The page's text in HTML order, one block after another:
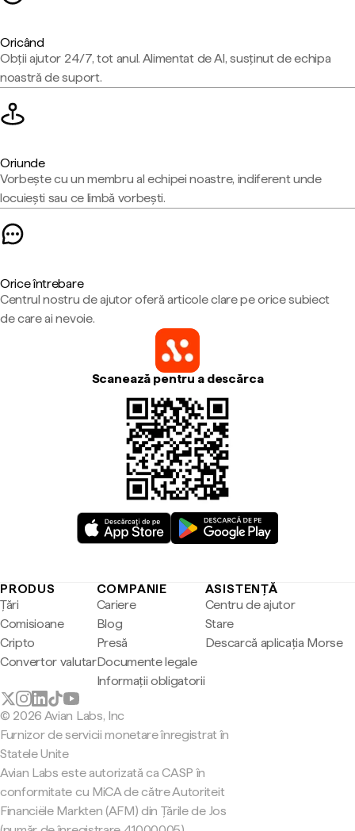
Oricând
Obții ajutor 24/7, tot anul. Alimentat de AI, susținut de echipa
noastră de suport.
Oriunde
Vorbește cu un membru al echipei noastre, indiferent unde
locuiești sau ce limbă vorbești.
Orice întrebare
Centrul nostru de ajutor oferă articole clare pe orice subiect
de care ai nevoie.
Scanează pentru a descărca
PRODUS
Țări
Comisioane
Cripto
Convertor valutar
COMPANIE
Cariere
Blog
Presă
Documente legale
Informații obligatorii
ASISTENȚĂ
Centru de ajutor
Stare
Descarcă aplicația Morse
© 2026 Avian Labs, Inc
Furnizor de servicii monetare înregistrat în
Statele Unite
Avian Labs este autorizată ca CASP în
conformitate cu MiCA de către Autoriteit
Financiële Markten (AFM) din Țările de Jos